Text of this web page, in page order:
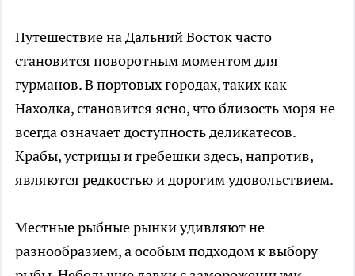
Путешествие на Дальний Восток часто
становится поворотным моментом для
гурманов. В портовых городах, таких как
Находка, становится ясно, что близость моря не
всегда означает доступность деликатесов.
Крабы, устрицы и гребешки здесь, напротив,
являются редкостью и дорогим удовольствием.
Местные рыбные рынки удивляют не
разнообразием, а особым подходом к выбору